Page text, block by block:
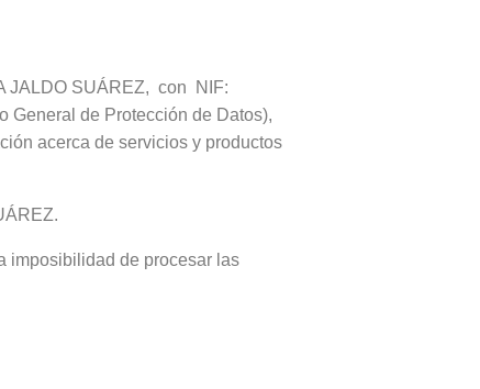
JALDO SUÁREZ, con NIF:
General de Protección de Datos),
acerca de servicios y productos
imposibilidad de procesar las